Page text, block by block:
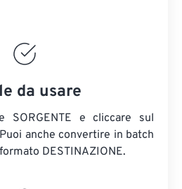
da usare
SORGENTE e cliccare sul
anche convertire in batch
DESTINAZIONE.